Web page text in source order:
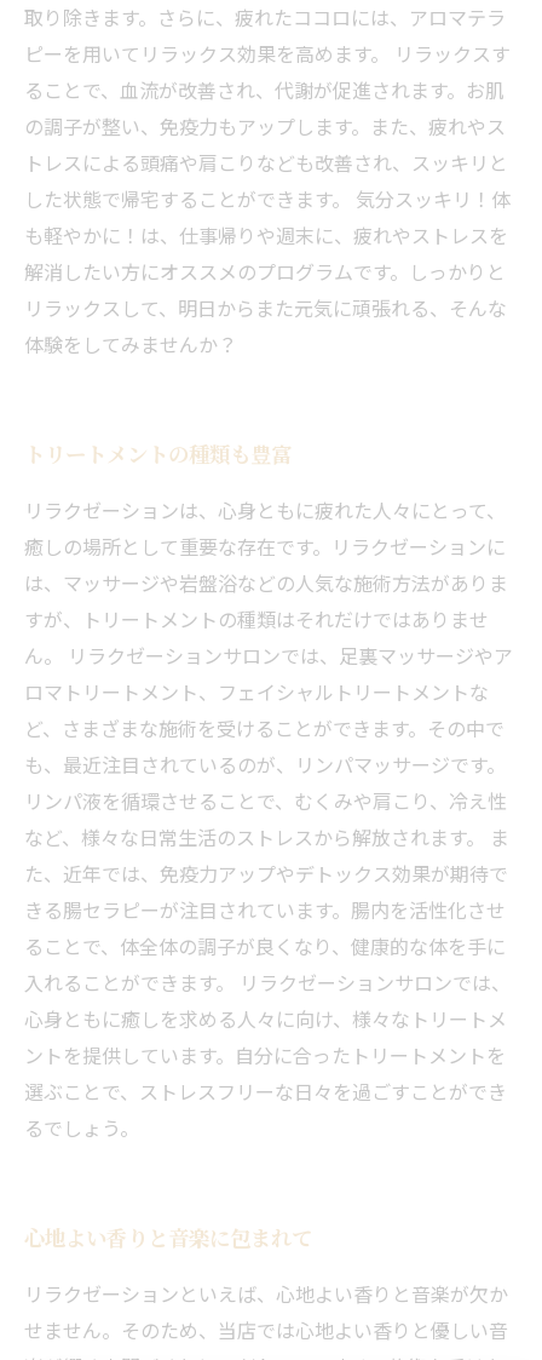
取り除きます。さらに、疲れたココロには、アロマテラ
ピーを用いてリラックス効果を高めます。 リラックスす
ることで、血流が改善され、代謝が促進されます。お肌
の調子が整い、免疫力もアップします。また、疲れやス
トレスによる頭痛や肩こりなども改善され、スッキリと
した状態で帰宅することができます。 気分スッキリ！体
も軽やかに！は、仕事帰りや週末に、疲れやストレスを
解消したい方にオススメのプログラムです。しっかりと
リラックスして、明日からまた元気に頑張れる、そんな
体験をしてみませんか？
トリートメントの種類も豊富
リラクゼーションは、心身ともに疲れた人々にとって、
癒しの場所として重要な存在です。リラクゼーションに
は、マッサージや岩盤浴などの人気な施術方法がありま
すが、トリートメントの種類はそれだけではありませ
ん。 リラクゼーションサロンでは、足裏マッサージやア
ロマトリートメント、フェイシャルトリートメントな
ど、さまざまな施術を受けることができます。その中で
も、最近注目されているのが、リンパマッサージです。
リンパ液を循環させることで、むくみや肩こり、冷え性
など、様々な日常生活のストレスから解放されます。 ま
た、近年では、免疫力アップやデトックス効果が期待で
きる腸セラピーが注目されています。腸内を活性化させ
ることで、体全体の調子が良くなり、健康的な体を手に
入れることができます。 リラクゼーションサロンでは、
心身ともに癒しを求める人々に向け、様々なトリートメ
ントを提供しています。自分に合ったトリートメントを
選ぶことで、ストレスフリーな日々を過ごすことができ
るでしょう。
心地よい香りと音楽に包まれて
リラクゼーションといえば、心地よい香りと音楽が欠か
せません。そのため、当店では心地よい香りと優しい音
当サロンの公式LINE@にお友達登録頂いたお客様は
初回 500円OFFさせて頂きます。 既に 追加済の
初回 500円OFFさせて頂きます。 既に 追加済の
方、不必要な方 お手数ですが、✖印でお閉じ下さ
い。